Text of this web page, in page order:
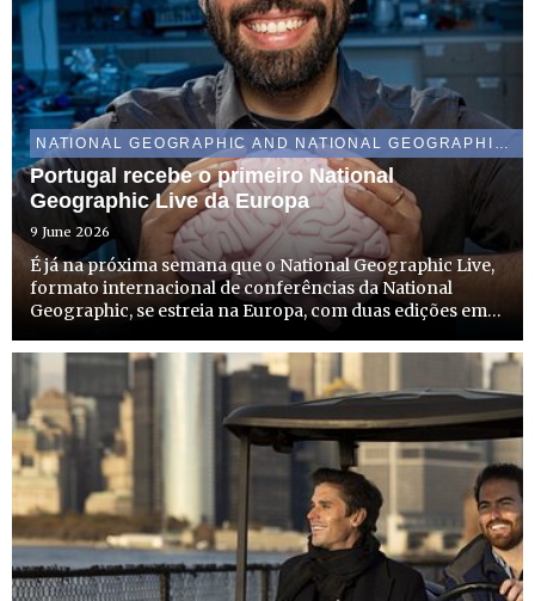
Portugal recebe o primeiro National
Geographic Live da Europa
9 June 2026
É já na próxima semana que o National Geographic Live,
formato internacional de conferências da National
Geographic, se estreia na Europa, com duas edições em
junho, no Museu do Oriente, e a do Porto acontece a 18
de ju...